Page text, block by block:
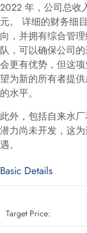
2022 年，公司总收
元。 详细的财务细
向，并拥有综合管
队，可以确保公司
会更有优势，但这
望为新的所有者提
的水平。
此外，包括自来水
潜力尚未开发，这
遇。
Basic Details
Target Price: